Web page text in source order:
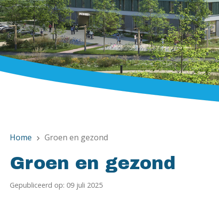
Home chevron_right Groen en gezond
Groen en gezond
Gepubliceerd op: 09 juli 2025